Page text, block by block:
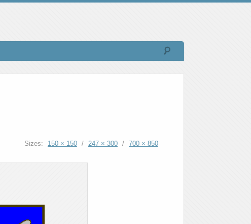
Sizes: 150 × 150 / 247 × 300 / 700 × 850